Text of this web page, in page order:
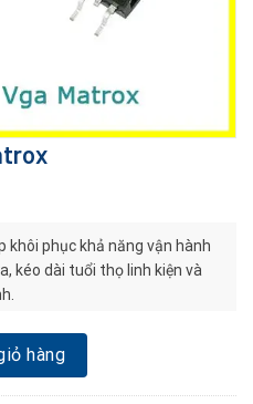
khôi phục khả năng vận hành
kéo dài tuổi thọ linh kiện và
hàng